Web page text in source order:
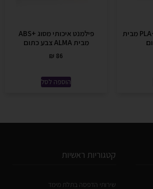
פילמנט איכותי מסוג +PLA מבית
פילמנט איכותי מסוג +ABS
מבית ALMA צבע כתום
₪ 86
הוספה לסל
קטגוריות ראשיות
שירותי הדפסה בתלת מימד